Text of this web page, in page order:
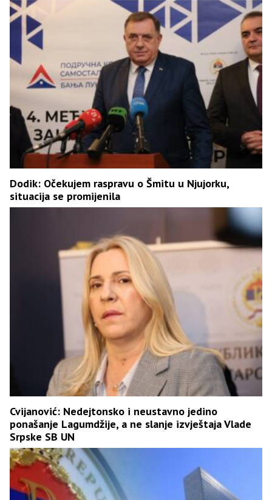
Dodik: Očekujem raspravu o Šmitu u Njujorku,
situacija se promijenila
Cvijanović: Nedejtonsko i neustavno jedino
ponašanje Lagumdžije, a ne slanje izvještaja Vlade
Srpske SB UN